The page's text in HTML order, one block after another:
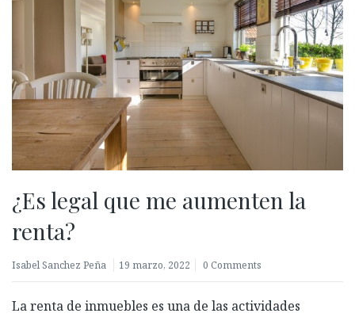
¿Es legal que me aumenten la
renta?
Isabel Sanchez Peña 19 marzo, 2022 0 Comments
La renta de inmuebles es una de las actividades